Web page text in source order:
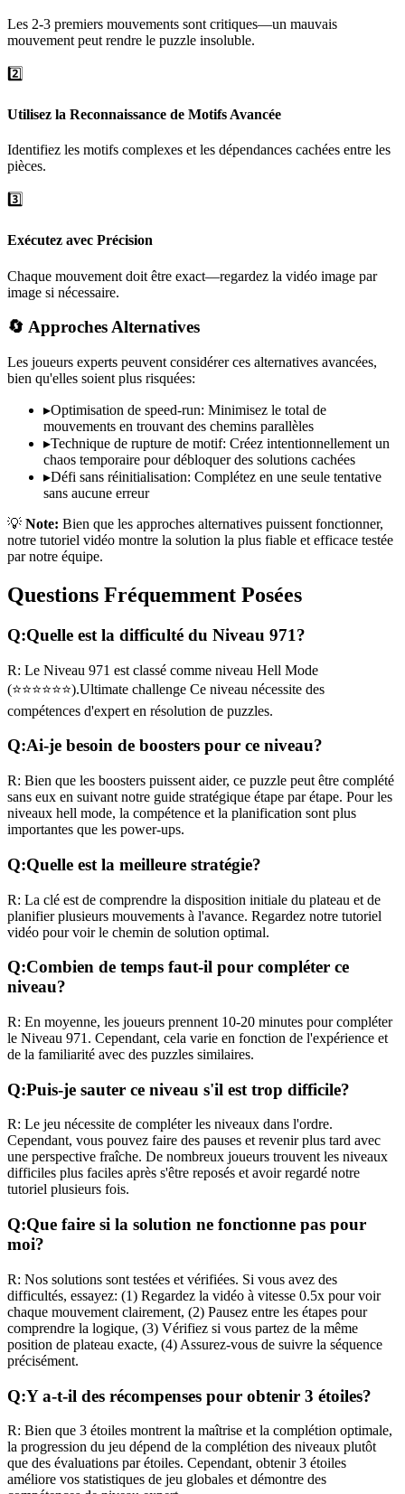
Les 2-3 premiers mouvements sont critiques—un mauvais
mouvement peut rendre le puzzle insoluble.
2️⃣
Utilisez la Reconnaissance de Motifs Avancée
Identifiez les motifs complexes et les dépendances cachées entre les
pièces.
3️⃣
Exécutez avec Précision
Chaque mouvement doit être exact—regardez la vidéo image par
image si nécessaire.
🔄 Approches Alternatives
Les joueurs experts peuvent considérer ces alternatives avancées,
bien qu'elles soient plus risquées:
▸Optimisation de speed-run: Minimisez le total de
mouvements en trouvant des chemins parallèles
▸Technique de rupture de motif: Créez intentionnellement un
chaos temporaire pour débloquer des solutions cachées
▸Défi sans réinitialisation: Complétez en une seule tentative
sans aucune erreur
💡 Note: Bien que les approches alternatives puissent fonctionner,
notre tutoriel vidéo montre la solution la plus fiable et efficace testée
par notre équipe.
Questions Fréquemment Posées
Q:Quelle est la difficulté du Niveau 971?
R: Le Niveau 971 est classé comme niveau Hell Mode
(⭐⭐⭐⭐⭐⭐).Ultimate challenge Ce niveau nécessite des
compétences d'expert en résolution de puzzles.
Q:Ai-je besoin de boosters pour ce niveau?
R: Bien que les boosters puissent aider, ce puzzle peut être complété
sans eux en suivant notre guide stratégique étape par étape. Pour les
niveaux hell mode, la compétence et la planification sont plus
importantes que les power-ups.
Q:Quelle est la meilleure stratégie?
R: La clé est de comprendre la disposition initiale du plateau et de
planifier plusieurs mouvements à l'avance. Regardez notre tutoriel
vidéo pour voir le chemin de solution optimal.
Q:Combien de temps faut-il pour compléter ce
niveau?
R: En moyenne, les joueurs prennent 10-20 minutes pour compléter
le Niveau 971 . Cependant, cela varie en fonction de l'expérience et
de la familiarité avec des puzzles similaires.
Q:Puis-je sauter ce niveau s'il est trop difficile?
R: Le jeu nécessite de compléter les niveaux dans l'ordre.
Cependant, vous pouvez faire des pauses et revenir plus tard avec
une perspective fraîche. De nombreux joueurs trouvent les niveaux
difficiles plus faciles après s'être reposés et avoir regardé notre
tutoriel plusieurs fois.
Q:Que faire si la solution ne fonctionne pas pour
moi?
R: Nos solutions sont testées et vérifiées. Si vous avez des
difficultés, essayez: (1) Regardez la vidéo à vitesse 0.5x pour voir
chaque mouvement clairement, (2) Pausez entre les étapes pour
comprendre la logique, (3) Vérifiez si vous partez de la même
position de plateau exacte, (4) Assurez-vous de suivre la séquence
précisément.
Q:Y a-t-il des récompenses pour obtenir 3 étoiles?
R: Bien que 3 étoiles montrent la maîtrise et la complétion optimale,
la progression du jeu dépend de la complétion des niveaux plutôt
que des évaluations par étoiles. Cependant, obtenir 3 étoiles
améliore vos statistiques de jeu globales et démontre des